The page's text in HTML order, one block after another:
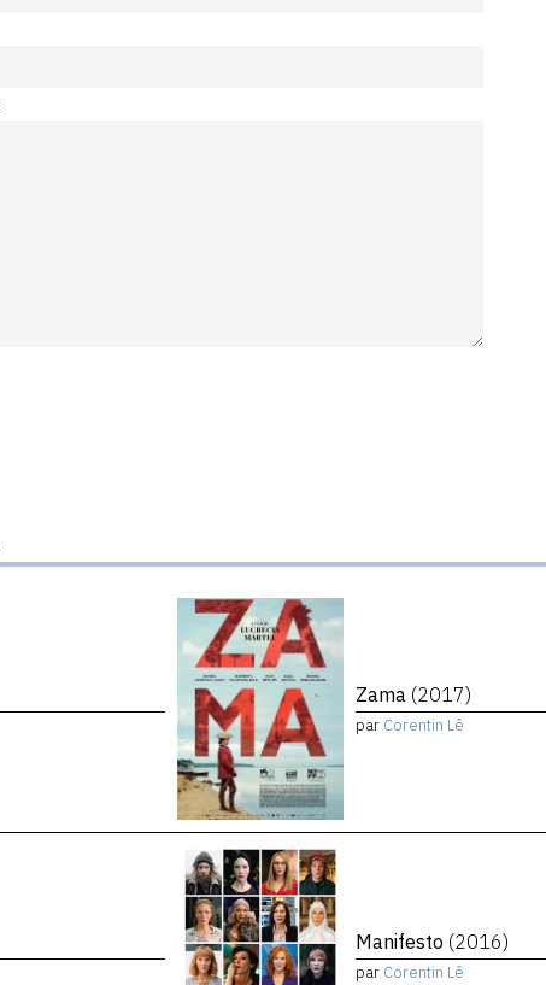
Zama (2017)
par Corentin Lê
Manifesto (2016)
par Corentin Lê